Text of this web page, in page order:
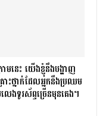
មនេះ យើងខ្ញុំនឹងបង្ហាញ
ោះថ្នាក់ដែលអ្នកនឹងប្រឈម
ងទូរស័ព្ទច្រើនមុនគេង។